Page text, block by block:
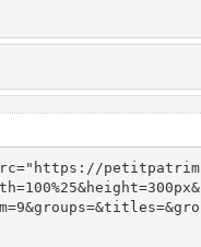
petitpatrim